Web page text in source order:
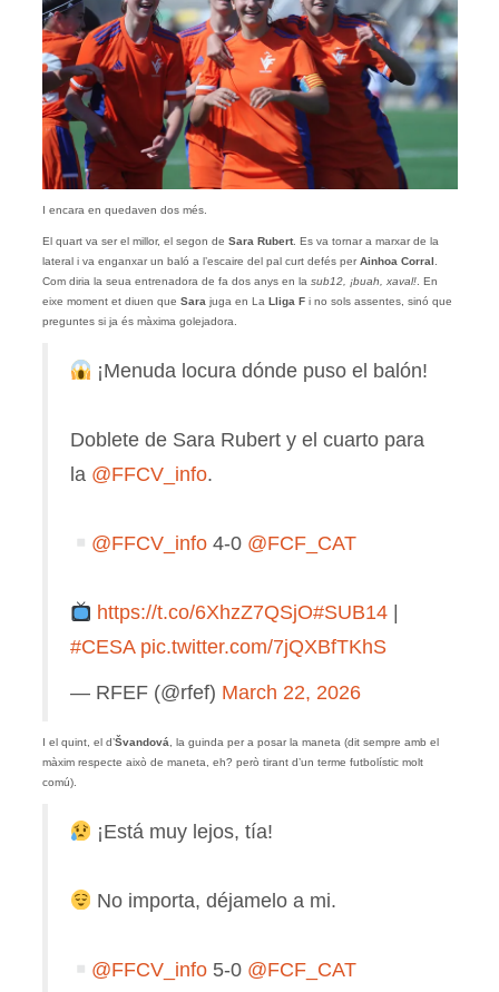
I encara en quedaven dos més.
El quart va ser el millor, el segon de Sara Rubert. Es va tornar a marxar de la
lateral i va enganxar un baló a l’escaire del pal curt defés perAinhoa Corral
Com diria la seua entrenadora de fa dos anys en la sub12, ¡buah, xaval!. En
eixe moment et diuen que Sara juga en La Lliga Fi no sols assentes, sinó que
preguntes si ja és màxima golejadora.
¡Menuda locura dónde puso el balón!
Doblete de Sara Rubert y el cuarto para
la @FFCV_info.
@FFCV_info 4-0 @FCF_CAT
https://t.co/6XhzZ7QSjO#SUB14 |
#CESA pic.twitter.com/7jQXBfTKhS
— RFEF (@rfef) March 22, 2026
I el quint, el d’Švandová , la guinda per a posar la maneta (dit sempre amb el
màxim respecte això de maneta, eh? però tirant d’un terme futbolístic molt
comú).
¡Está muy lejos, tía!
No importa, déjamelo a mi.
@FFCV_info 5-0 @FCF_CAT